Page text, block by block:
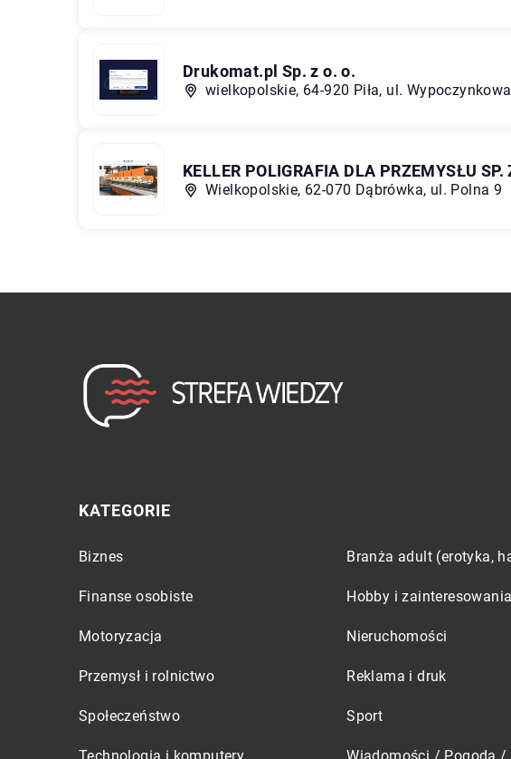
Drukomat.pl Sp. z o. o.
wielkopolskie, 64-920 Piła, ul.
KELLER POLIGRAFIA DLA PRZEMYSŁU SP.
Wielkopolskie, 62-070 Dąbrówka, ul. Polna 9
KATEGORIE
Biznes Branża adult (erotyka,
Finanse osobiste Hobby i zainteresowania
Motoryzacja Nieruchomości
Przemysł i rolnictwo Reklama i druk
Społeczeństwo Sport